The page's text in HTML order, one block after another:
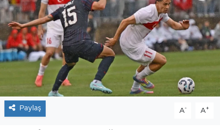
Paylaş A- A+
Kültür Sanat
Tarihçe
Resmi İlanlar
Söyleşi
Foto Şaka
Haber Arşivi